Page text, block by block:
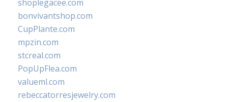
shoplegacee.com
bonvivantshop.com
CupPlante.com
mpzin.com
stcreal.com
PopUpFlea.com
valueml.com
rebeccatorresjewelry.com